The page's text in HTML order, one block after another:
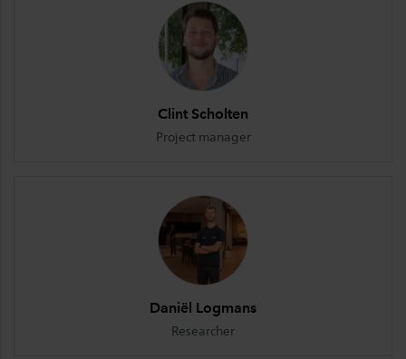
Clint Scholten
Project manager
Daniël Logmans
Researcher